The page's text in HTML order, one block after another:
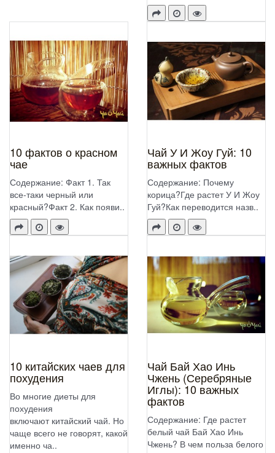
10 фактов о красном
чае
Содержание: Факт 1. Так
все-таки черный или
красный?Факт 2. Как появи..
Чай У И Жоу Гуй: 10
важных фактов
Содержание: Почему
корица?Где растет У И Жоу
Гуй?Как переводится назв..
10 китайских чаев для
похудения
Во многие диеты для
похудения
включают китайский чай. Но
чаще всего не говорят, какой
именно ча..
Чай Бай Хао Инь
Чжень (Серебряные
Иглы): 10 важных
фактов
Содержание: Где растет
белый чай Бай Хао Инь
Чжень? В чем польза белого